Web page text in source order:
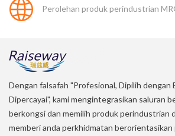
Perolehan produk perindustrian
Dengan falsafah "Profesional, Dipilih dengan
Dipercayai", kami mengintegrasikan saluran
berkongsi dan memilih produk perindustrian
memberi anda perkhidmatan berorientasikan